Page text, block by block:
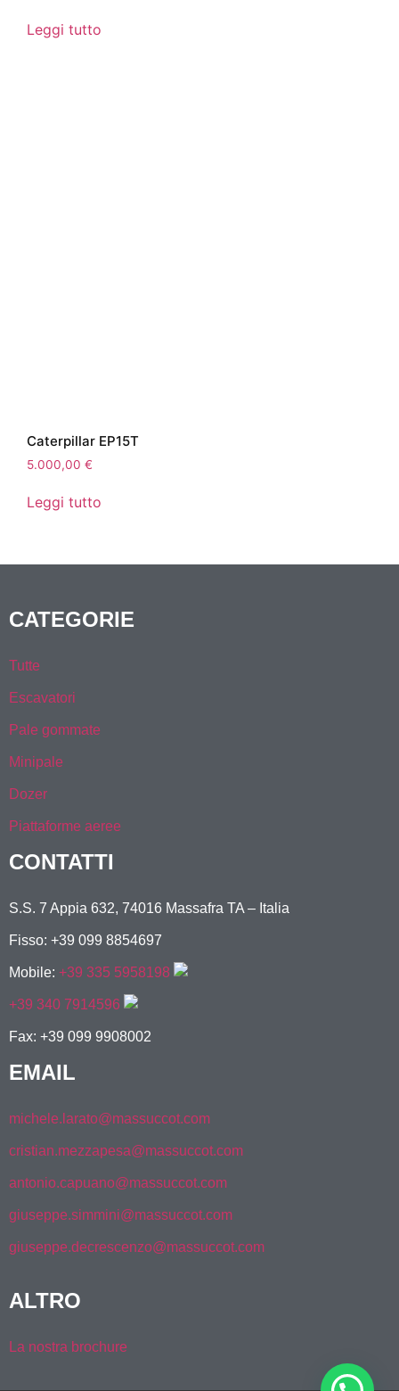
Leggi tutto
Caterpillar EP15T
5.000,00 €
Leggi tutto
CATEGORIE
Tutte
Escavatori
Pale gommate
Minipale
Dozer
Piattaforme aeree
CONTATTI
S.S. 7 Appia 632, 74016 Massafra TA – Italia
Fisso: +39 099 8854697
Mobile: +39 335 5958198
+39 340 7914596
Fax: +39 099 9908002
EMAIL
michele.larato@massuccot.com
cristian.mezzapesa@massuccot.com
antonio.capuano@massuccot.com
giuseppe.simmini@massuccot.com
giuseppe.decrescenzo@massuccot.com
ALTRO
La nostra brochure